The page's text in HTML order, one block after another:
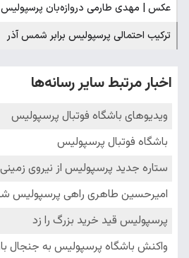
عکس | مهدی طارمی دروازه‌بان پرسپولیس
ترکیب احتمالی پرسپولیس برابر شمس آذر